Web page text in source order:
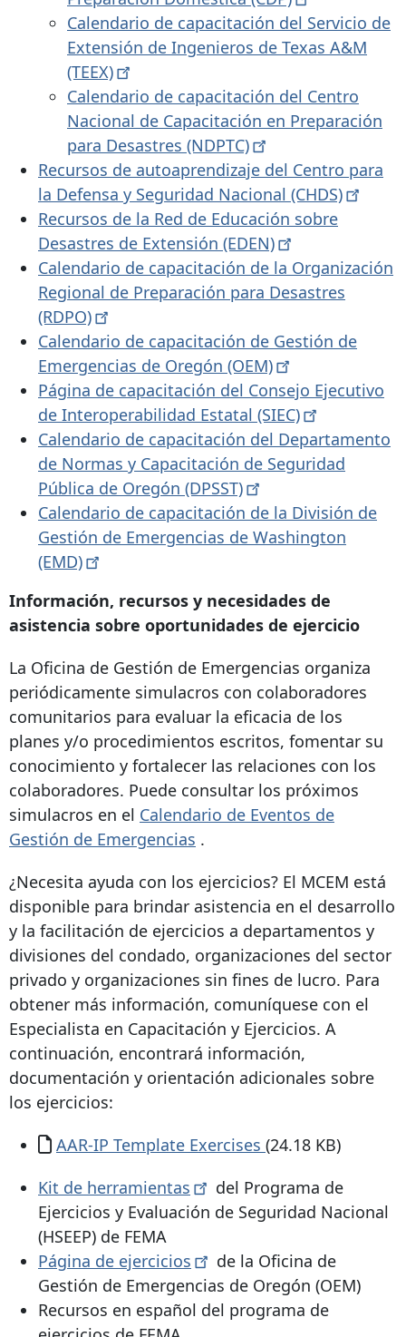
Calendario de capacitación del Servicio de
Extensión de Ingenieros de Texas A&M
(TEEX)
Calendario de capacitación del Centro
Nacional de Capacitación en Preparación
para Desastres (NDPTC)
Recursos de autoaprendizaje del Centro para
la Defensa y Seguridad Nacional (CHDS)
Recursos de la Red de Educación sobre
Desastres de Extensión (EDEN)
Calendario de capacitación de la Organización
Regional de Preparación para Desastres
(RDPO)
Calendario de capacitación de Gestión de
Emergencias de Oregón (OEM)
Página de capacitación del Consejo Ejecutivo
de Interoperabilidad Estatal (SIEC)
Calendario de capacitación del Departamento
de Normas y Capacitación de Seguridad
Pública de Oregón (DPSST)
Calendario de capacitación de la División de
Gestión de Emergencias de Washington
(EMD)
Información, recursos y necesidades de
asistencia sobre oportunidades de ejercicio
La Oficina de Gestión de Emergencias organiza
periódicamente simulacros con colaboradores
comunitarios para evaluar la eficacia de los
planes y/o procedimientos escritos, fomentar su
conocimiento y fortalecer las relaciones con los
colaboradores. Puede consultar los próximos
simulacros en el Calendario de Eventos de
Gestión de Emergencias .
¿Necesita ayuda con los ejercicios? El MCEM está
disponible para brindar asistencia en el desarrollo
y la facilitación de ejercicios a departamentos y
divisiones del condado, organizaciones del sector
privado y organizaciones sin fines de lucro. Para
obtener más información, comuníquese con el
Especialista en Capacitación y Ejercicios. A
continuación, encontrará información,
documentación y orientación adicionales sobre
los ejercicios:
Documento
AAR-IP Template Exercises (24.18 KB)
Kit de herramientas
del Programa de
Ejercicios y Evaluación de Seguridad Nacional
(HSEEP) de FEMA
Página de ejercicios
de la Oficina de
Gestión de Emergencias de Oregón (OEM)
Recursos en español del programa de